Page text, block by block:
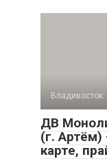
Владивосток
ДВ
(г.
карте,